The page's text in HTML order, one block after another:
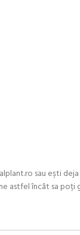
sau eşti
astfel încât sa